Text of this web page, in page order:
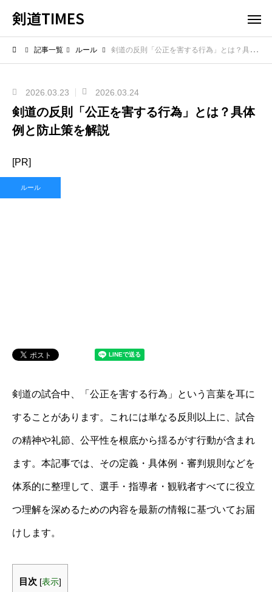
剣道TIMES
記事一覧 ルール 剣道の反則「公正を害する行為」とは？具体例と防止策を解説
2026.03.23 2026.03.24
剣道の反則「公正を害する行為」とは？具体
例と防止策を解説
[PR]
ルール
剣道の試合中、「公正を害する行為」という言葉を耳に
することがあります。これには単なる反則以上に、試合
の精神や礼節、公平性を根底から揺るがす行動が含まれ
ます。本記事では、その定義・具体例・審判規則などを
体系的に整理して、選手・指導者・観戦者すべてに役立
つ理解を深めるための内容を最新の情報に基づいてお届
けします。
目次 [表示]